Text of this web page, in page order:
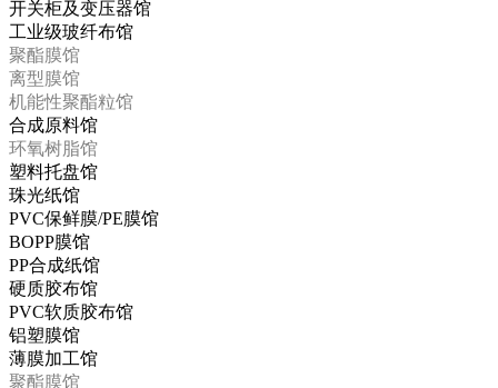
开关柜及变压器馆
工业级玻纤布馆
聚酯膜馆
离型膜馆
机能性聚酯粒馆
合成原料馆
环氧树脂馆
塑料托盘馆
珠光纸馆
PVC保鲜膜/PE膜馆
BOPP膜馆
PP合成纸馆
硬质胶布馆
PVC软质胶布馆
铝塑膜馆
薄膜加工馆
聚酯膜馆